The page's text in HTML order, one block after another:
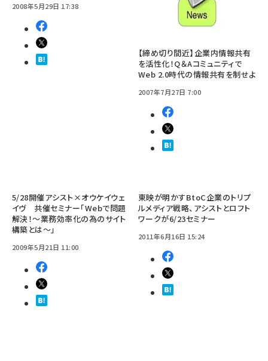
2008年5月29日 17:38
【締め切り間近】企業内情報共有
を活性化！Q＆Aコミュニティで
Web 2.0時代の情報共有を制せよ
2007年7月27日 7:00
5/28開催アシスト×オウケイウェ
イヴ 共催セミナー「Webで問題
解決！～業務効率化の為のサイト
構築とは～」
2009年5月21日 11:00
東映が明かすBtoC企業のトリプ
ルメディア戦略、アシストとロフト
ワークが6/23セミナー
2011年6月16日 15:24